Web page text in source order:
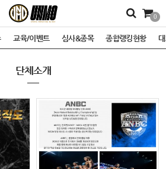
0
교육/이벤트 심사&종목 종합랭킹현황
단체소개